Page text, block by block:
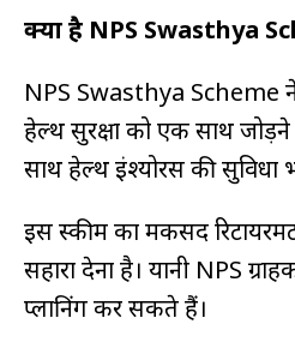
क्या है NPS Swasthya
NPS Swasthya Scheme
हेल्थ सुरक्षा को एक साथ
साथ हेल्थ इंश्योरेंस की सुविधा
इस स्कीम का मकसद
सहारा देना है। यानी NPS
प्लानिंग कर सकते हैं।